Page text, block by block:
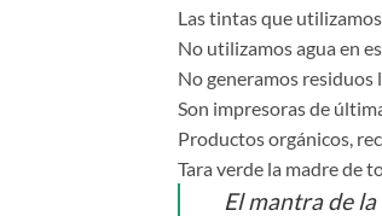
Las tintas que
No utilizamos agua en
No generamos residuos
Son impresoras de
Productos orgánicos,
Tara verde la madre de
El mantra de